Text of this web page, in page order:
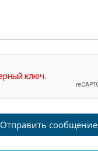
Отправить сообщение